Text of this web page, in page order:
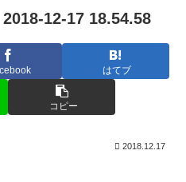
12-17 18.54.58
はてブ
コピー
2018.12.17